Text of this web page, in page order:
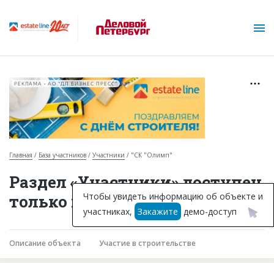
Горячие объекты
База строящихся объектов
Инвестпроекты
РЕКЛАМА • АО "ДП БИЗНЕС ПРЕСС"
Главная База участников Участники "СК "Олимп"
Раздел «Участники» доступен
только подписчикам
Описание объекта Участие в строительстве
Чтобы увидеть информацию об объекте и
участниках, Закажите демо-доступ